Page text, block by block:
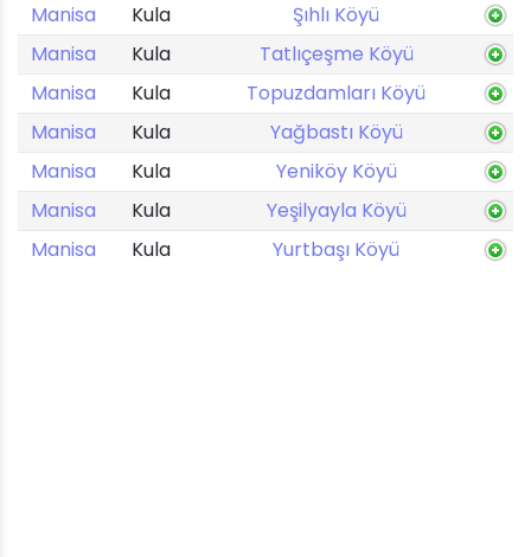
Manisa
Kula
Şıhlı Köyü
Manisa
Kula
Tatlıçeşme Köyü
Manisa
Kula
Topuzdamları Köyü
Manisa
Kula
Yağbastı Köyü
Manisa
Kula
Yeniköy Köyü
Manisa
Kula
Yeşilyayla Köyü
Manisa
Kula Yurtbaşı Köyü